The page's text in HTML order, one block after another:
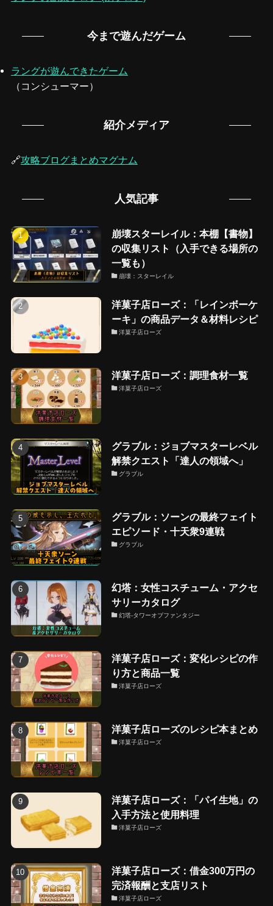
今まで遊んだゲーム
ラングが遊んできたゲーム
（コンシューマー）
紹介メディア
🔗攻略ブログまとめマグナム
人気記事
崩壊スターレイル：本棚【書物】
の収集リスト（入手できる場所の
一覧も）
崩壊：スターレイル
洋菓子店ローズ：「レインボーケ
ーキ」の商品データ＆材料レシピ
洋菓子店ローズ
洋菓子店ローズ：調理食材一覧
洋菓子店ローズ
グラブル：ジョブマスターレベル
解禁クエスト「達人の領域へ」
グラブル
グラブル：ソーンの最終フェイト
エピソード・十天衆9連戦
グラブル
幻塔：女性コスチューム・アクセ
サリーカタログ
幻塔-タワーオブファンタジー
洋菓子店ローズ：変化レシピの作
り方と商品一覧
洋菓子店ローズ
洋菓子店ローズのレシピ本まとめ
洋菓子店ローズ
洋菓子店ローズ：「パイ生地」の
入手方法と使用料理
洋菓子店ローズ
洋菓子店ローズ：借金300万円の
完済報酬と支店リスト
洋菓子店ローズ